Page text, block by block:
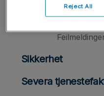
Visma
Sikkerhet
Severa
Reject All